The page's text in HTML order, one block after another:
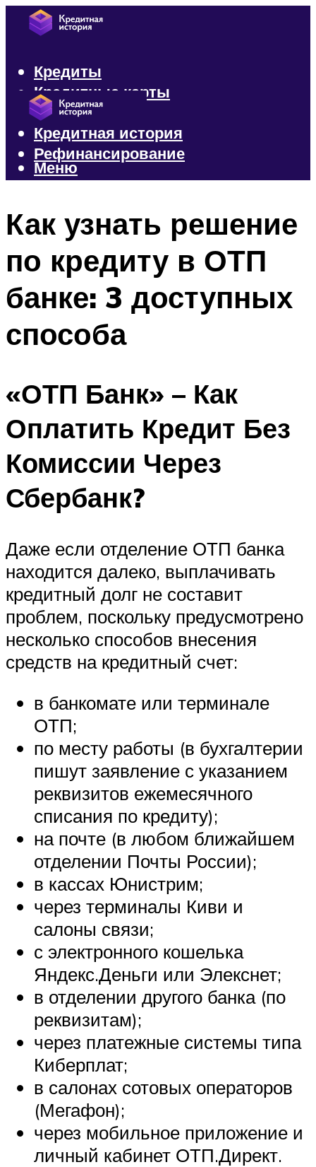
Кредиты
Кредитные карты
Микрозаймы
Кредитная история
Рефинансирование
Меню
Как узнать решение
по кредиту в ОТП
банке: 3 доступных
способа
«ОТП Банк» – Как
Оплатить Кредит Без
Комиссии Через
Сбербанк?
Даже если отделение ОТП банка
находится далеко, выплачивать
кредитный долг не составит
проблем, поскольку предусмотрено
несколько способов внесения
средств на кредитный счет:
в банкомате или терминале
ОТП;
по месту работы (в бухгалтерии
пишут заявление с указанием
реквизитов ежемесячного
списания по кредиту);
на почте (в любом ближайшем
отделении Почты России);
в кассах Юнистрим;
через терминалы Киви и
салоны связи;
с электронного кошелька
Яндекс.Деньги или Элекснет;
в отделении другого банка (по
реквизитам);
через платежные системы типа
Киберплат;
в салонах сотовых операторов
(Мегафон);
через мобильное приложение и
личный кабинет ОТП.Директ.